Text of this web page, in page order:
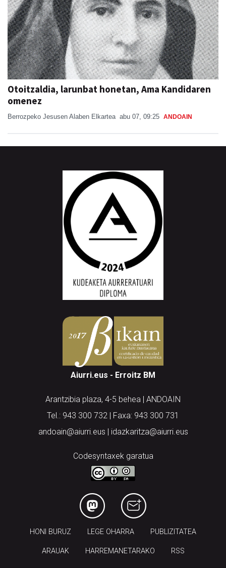
Otoitzaldia, larunbat honetan, Ama Kandidaren
omenez
Berrozpeko Jesusen Alaben Elkartea abu 07, 09:25 ANDOAIN
Aiurri.eus - Erroitz BM
Arantzibia plaza, 4-5 behea | ANDOAIN
Tel.: 943 300 732 | Faxa: 943 300 731
andoain@aiurri.eus | idazkaritza@aiurri.eus
Codesyntaxek garatua
HONI BURUZ LEGE OHARRA PUBLIZITATEA
ARAUAK HARREMANETARAKO RSS